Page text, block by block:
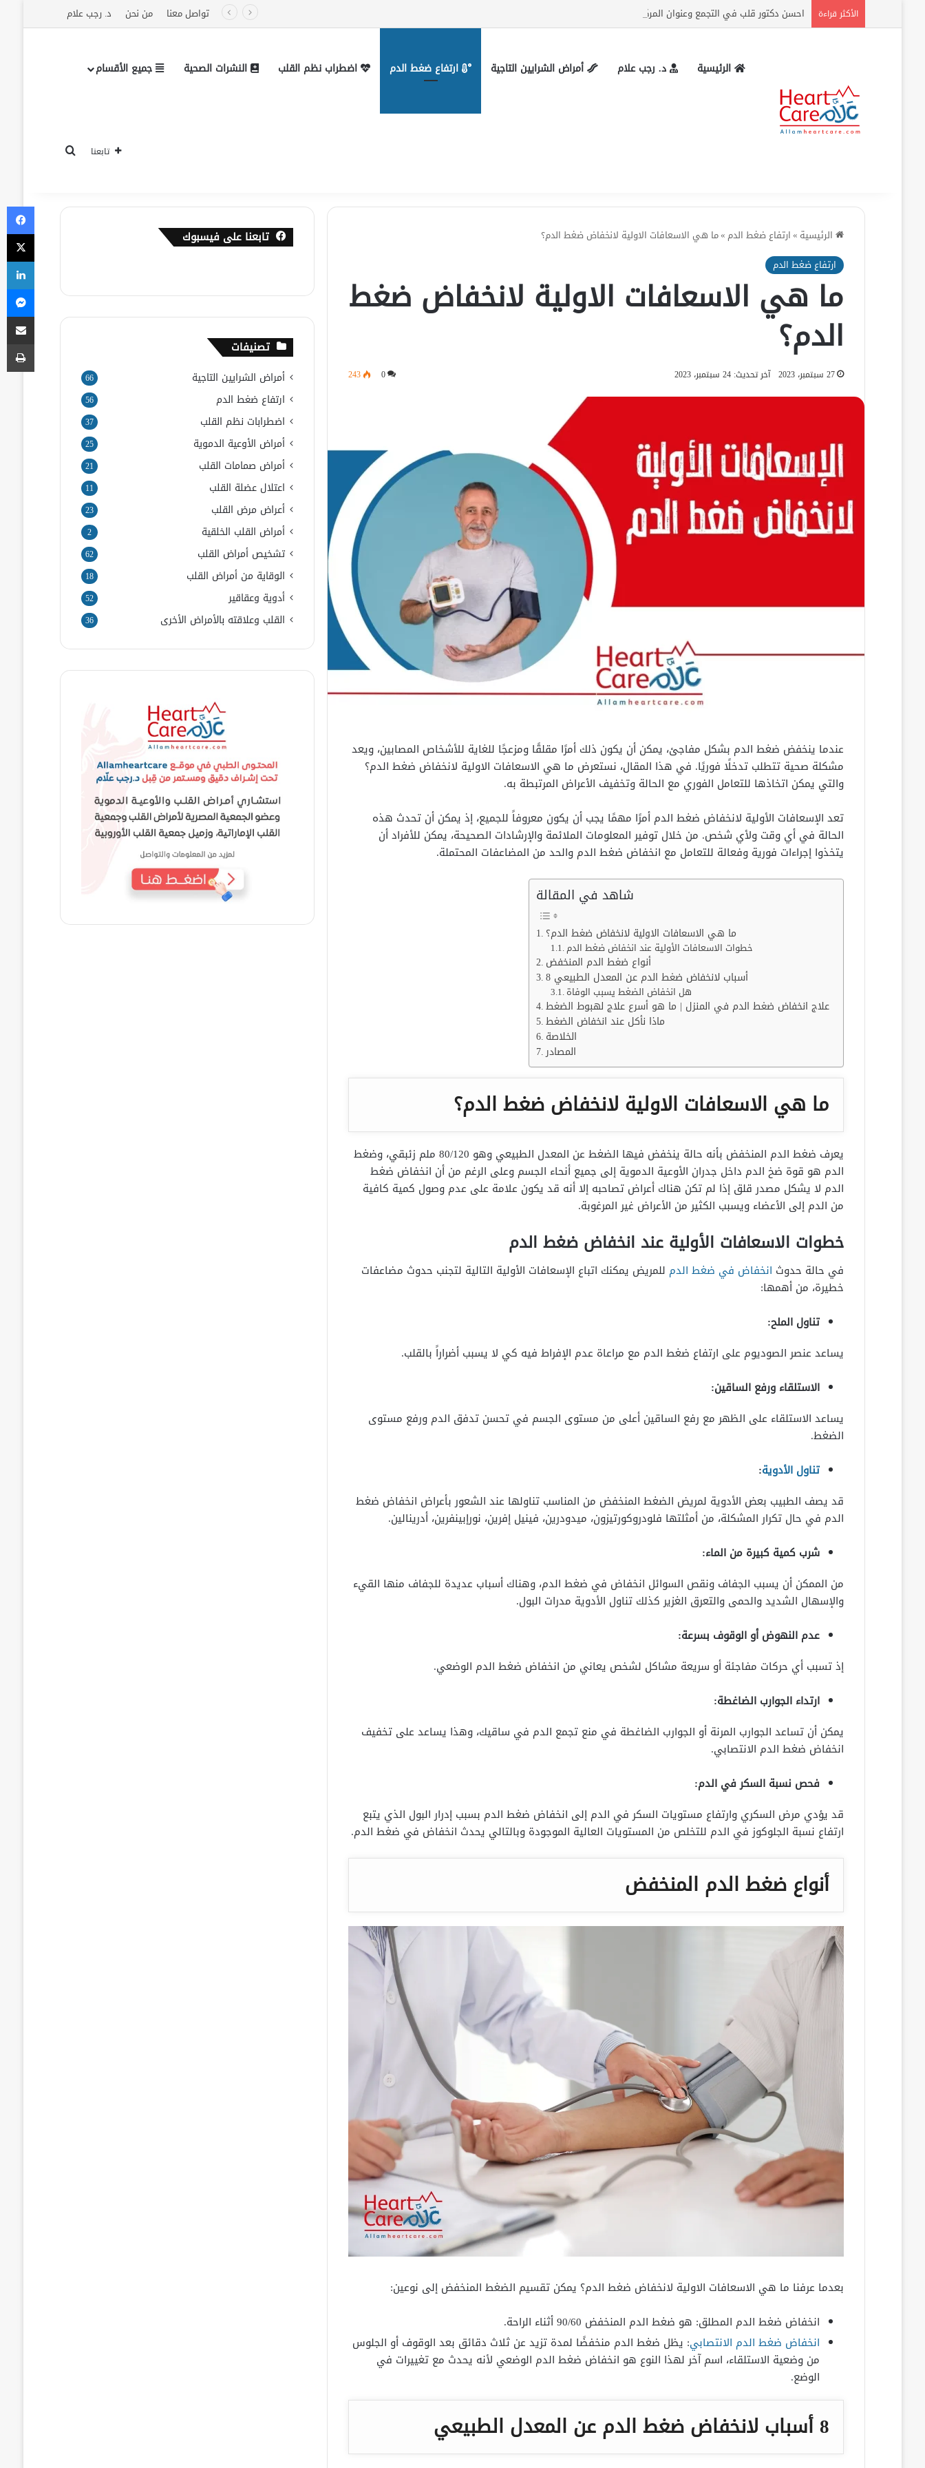
الأكثر قراءة احسن دكتور قلب في التجمع وعنوان المركز وارقام التواصل تواصل معنا من نحن د. رجب علام
الرئيسية د. رجب علام أمراض الشرايين التاجية ارتفاع ضغط الدم اضطراب نظم القلب النشرات الصحية جميع الأقسام
تابعنا
الرئيسية »ارتفاع ضغط الدم»ما هي الاسعافات الاولية لانخفاض ضغط الدم؟
ارتفاع ضغط الدم
ما هي الاسعافات الاولية لانخفاض ضغط
الدم؟
27 سبتمبر، 2023 آخر تحديث: 24 سبتمبر، 2023 0
243
عندما ينخفض ضغط الدم بشكل مفاجئ، يمكن أن يكون ذلك أمرًا مقلقًا ومزعجًا للغاية للأشخاص المصابين، ويعد
مشكلة صحية تتطلب تدخلًا فوريًا. في هذا المقال، نستعرض ما هي الاسعافات الاولية لانخفاض ضغط الدم؟
والتي يمكن اتخاذها للتعامل الفوري مع الحالة وتخفيف الأعراض المرتبطة به.
تعد الإسعافات الأولية لانخفاض ضغط الدم أمرًا مهمًا يجب أن يكون معروفاً للجميع، إذ يمكن أن تحدث هذه
الحالة في أي وقت ولأي شخص. من خلال توفير المعلومات الملائمة والإرشادات الصحيحة، يمكن للأفراد أن
يتخذوا إجراءات فورية وفعالة للتعامل مع انخفاض ضغط الدم والحد من المضاعفات المحتملة.
شاهد في المقالة
ما هي الاسعافات الاولية لانخفاض ضغط الدم؟
خطوات الاسعافات الأولية عند انخفاض ضغط الدم
أنواع ضغط الدم المنخفض
8 أسباب لانخفاض ضغط الدم عن المعدل الطبيعي
هل انخفاض الضغط يسبب الوفاة
علاج انخفاض ضغط الدم في المنزل | ما هو أسرع علاج لهبوط الضغط
ماذا نأكل عند انخفاض الضغط
الخلاصة
المصادر
ما هي الاسعافات الاولية لانخفاض ضغط الدم؟
يعرف ضغط الدم المنخفض بأنه حالة ينخفض فيها الضغط عن المعدل الطبيعي وهو 80/120 ملم زئبقي، وضغط
الدم هو قوة ضخ الدم داخل جدران الأوعية الدموية إلى جميع أنحاء الجسم وعلى الرغم من أن انخفاض ضغط
الدم لا يشكل مصدر قلق إذا لم تكن هناك أعراض تصاحبه إلا أنه قد يكون علامة على عدم وصول كمية كافية
من الدم إلى الأعضاء ويسبب الكثير من الأعراض غير المرغوبة.
خطوات الاسعافات الأولية عند انخفاض ضغط الدم
في حالة حدوث انخفاض في ضغط الدم للمريض يمكنك اتباع الإسعافات الأولية التالية لتجنب حدوث مضاعفات
خطيرة، من أهمها:
تناول الملح:
يساعد عنصر الصوديوم على ارتفاع ضغط الدم مع مراعاة عدم الإفراط فيه كي لا يسبب أضراراً بالقلب.
الاستلقاء ورفع الساقين:
يساعد الاستلقاء على الظهر مع رفع الساقين أعلى من مستوى الجسم في تحسن تدفق الدم ورفع مستوى
الضغط.
تناول الأدوية:
قد يصف الطبيب بعض الأدوية لمريض الضغط المنخفض من المناسب تناولها عند الشعور بأعراض انخفاض ضغط
الدم في حال تكرار المشكلة، من أمثلتها فلودروكورتيزون، ميدودرين، فينيل إفرين، نورإبينفرين، أدرينالين.
شرب كمية كبيرة من الماء:
من الممكن أن يسبب الجفاف ونقص السوائل انخفاض في ضغط الدم، وهناك أسباب عديدة للجفاف منها القيء
والإسهال الشديد والحمى والتعرق الغزير كذلك تناول الأدوية مدرات البول.
عدم النهوض أو الوقوف بسرعة:
إذ تسبب أي حركات مفاجئة أو سريعة مشاكل لشخص يعاني من انخفاض ضغط الدم الوضعي.
ارتداء الجوارب الضاغطة:
يمكن أن تساعد الجوارب المرنة أو الجوارب الضاغطة في منع تجمع الدم في ساقيك، وهذا يساعد على تخفيف
انخفاض ضغط الدم الانتصابي.
فحص نسبة السكر في الدم:
قد يؤدي مرض السكري وارتفاع مستويات السكر في الدم إلى انخفاض ضغط الدم بسبب إدرار البول الذي يتبع
ارتفاع نسبة الجلوكوز في الدم للتخلص من المستويات العالية الموجودة وبالتالي يحدث انخفاض في ضغط الدم.
أنواع ضغط الدم المنخفض
بعدما عرفنا ما هي الاسعافات الاولية لانخفاض ضغط الدم؟ يمكن تقسيم الضغط المنخفض إلى نوعين:
انخفاض ضغط الدم المطلق: هو ضغط الدم المنخفض 90/60 أثناء الراحة.
انخفاض ضغط الدم الانتصابي: يظل ضغط الدم منخفضًا لمدة تزيد عن ثلاث دقائق بعد الوقوف أو الجلوس
من وضعية الاستلقاء، اسم آخر لهذا النوع هو انخفاض ضغط الدم الوضعي لأنه يحدث مع تغييرات في
الوضع.
8 أسباب لانخفاض ضغط الدم عن المعدل الطبيعي
تابعنا على فيسبوك
تصنيفات
أمراض الشرايين التاجية 66
ارتفاع ضغط الدم 56
اضطرابات نظم القلب 37
أمراض الأوعية الدموية 25
أمراض صمامات القلب 21
اعتلال عضلة القلب 11
أعراض مرض القلب 23
أمراض القلب الخلقية 2
تشخيص أمراض القلب 62
الوقاية من أمراض القلب 18
أدوية وعقاقير 52
القلب وعلاقته بالأمراض الأخرى 36